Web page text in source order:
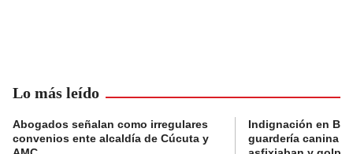
Lo más leído
Abogados señalan como irregulares
convenios ente alcaldía de Cúcuta y
Indignación en
guardería canina